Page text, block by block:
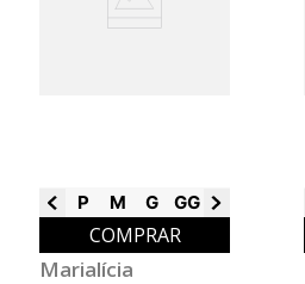
P M G GG G1
COMPRAR
Marialícia